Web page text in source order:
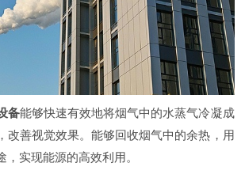
备能够快速有效地将烟气中的水蒸气冷凝成
改善视觉效果。能够回收烟气中的余热，用
实现能源的高效利用。